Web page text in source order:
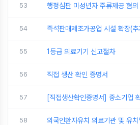
53 행정심판 미성년자 주류제공 혐
54 즉석판매제조가공업 시설 확장(
55 1등급 의료기기 신고절차
56 직접 생산 확인 증명서
57 [직접생산확인증명서] 중소기업
58 외국인환자유치 의료기관 및 유